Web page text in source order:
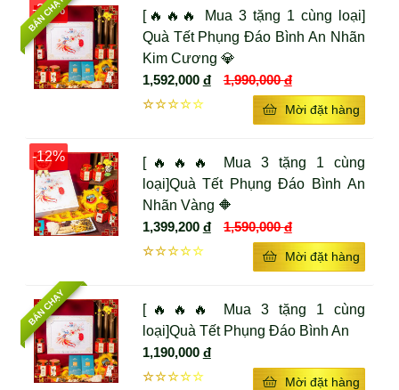
Đáo Bình An
Combo quà Tết 2025 Xuân Đáo Bình An bao gồm:
02 Hũ Yến Saffron Đông Trùng Hạ Thảo (70ml)
01 Hộp Đông Trùng Hạ Thảo (10gr)
01 Hộp Trà Ô Long Hộp Thiếc 12 gói
🎉KIM CƯƠNG VÀNG – NÂNG TẦM GIÁ TRỊ
Kim Cương Vàng cung cấp giải pháp quà tặng cho doanh nghiệp,
cá nhân nâng tầm thương hiệu:
Thiết kế nắp hộp theo mẫu: Khắc họa trọn vẹn ý nghĩa
món quà.
Khắc logo doanh nghiệp:
Thể hiện đẳng cấp thương hiệu.
[🔥🔥🔥 Mua 3 tặng 1 cùng loại]
Quà Tết Phụng Đáo Bình An Nhãn
Kim Cương 💎
1,592,000 đ 1,990,000đ
☆☆☆☆☆ Mời đặt hàng
BÁN CHẠY
-20%
[🔥🔥🔥 Mua 3 tặng 1 cùng
loại]Quà Tết Phụng Đáo Bình An
Nhãn Vàng 🔶
1,399,200 đ 1,590,000đ
☆☆☆☆☆ Mời đặt hàng
-12%
[🔥🔥🔥 Mua 3 tặng 1 cùng
loại]Quà Tết Phụng Đáo Bình An
1,190,000 đ
☆☆☆☆☆ Mời đặt hàng
BÁN CHẠY